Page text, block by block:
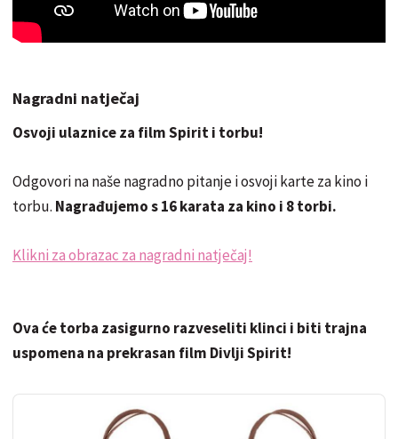
Nagradni natječaj
Osvoji ulaznice za film Spirit i torbu!
Odgovori na naše nagradno pitanje i osvoji karte za kino i
torbu. Nagrađujemo s 16 karata za kino i 8 torbi.
Klikni za obrazac za nagradni natječaj!
Ova će torba zasigurno razveseliti klinci i biti trajna
uspomena na prekrasan film Divlji Spirit!